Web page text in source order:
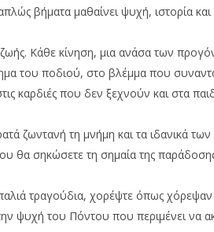
βήματα μαθαίνει ψυχή, ιστορία και
Κάθε κίνηση, μια ανάσα των
του ποδιού, στο βλέμμα που
καρδιές που δεν ξεχνούν και στα
ζωντανή τη μνήμη και τα ιδανικά
θα σηκώσετε τη σημαία της
τραγούδια, χορέψτε όπως χόρεψαν
ψυχή του Πόντου που περιμένει να